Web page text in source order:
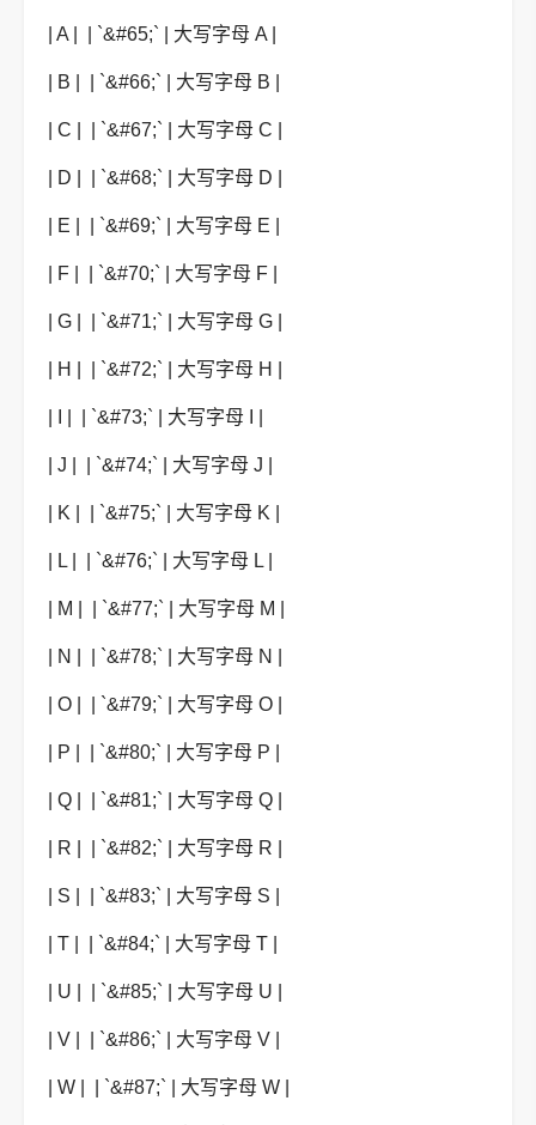
| A | | `&#65;` | 大写字母 A |
| B | | `&#66;` | 大写字母 B |
| C | | `&#67;` | 大写字母 C |
| D | | `&#68;` | 大写字母 D |
| E | | `&#69;` | 大写字母 E |
| F | | `&#70;` | 大写字母 F |
| G | | `&#71;` | 大写字母 G |
| H | | `&#72;` | 大写字母 H |
| I | | `&#73;` | 大写字母 I |
| J | | `&#74;` | 大写字母 J |
| K | | `&#75;` | 大写字母 K |
| L | | `&#76;` | 大写字母 L |
| M | | `&#77;` | 大写字母 M |
| N | | `&#78;` | 大写字母 N |
| O | | `&#79;` | 大写字母 O |
| P | | `&#80;` | 大写字母 P |
| Q | | `&#81;` | 大写字母 Q |
| R | | `&#82;` | 大写字母 R |
| S | | `&#83;` | 大写字母 S |
| T | | `&#84;` | 大写字母 T |
| U | | `&#85;` | 大写字母 U |
| V | | `&#86;` | 大写字母 V |
| W | | `&#87;` | 大写字母 W |